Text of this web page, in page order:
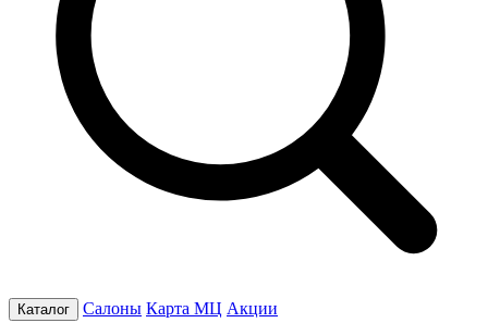
Каталог Салоны Карта МЦ Акции